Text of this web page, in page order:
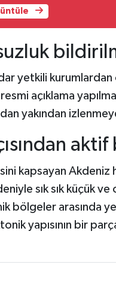
yetkili kurumlardan
açıklama
yakından
kapsayan Akdeniz
sık sık küçük
bölgeler arasında
yapısının bir